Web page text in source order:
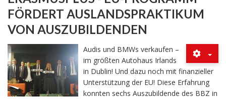
FÖRDERT AUSLANDSPRAKTIKUM
VON AUSZUBILDENDEN
Audis und BMWs verkaufen –
im größten Autohaus Irlands
in Dublin! Und dazu noch mit finanzieller
Unterstützung der EU! Diese Erfahrung
konnten sechs Auszubildende des BBZ in